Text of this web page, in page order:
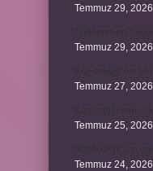
Temmuz 29, 2026
Temmuz 29, 2026
Temmuz 27, 2026
Temmuz 25, 2026
Temmuz 24, 2026